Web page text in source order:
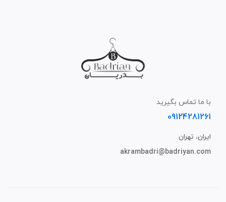
با ما تماس بگیرید
09124281261
ایران، تهران
akrambadri@badriyan.com